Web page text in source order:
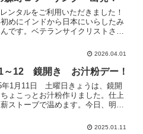
。孕...
ンタルをご利用いただきました！
めにインドから日本にいらしたみ
です。ベテランサイクリストさん
北部に向かっていかれました。お昼
しい釜飯を召し上...
2026.04.01
～12 鏡開き お汁粉デー！
年1月11日 土曜日きょうは、鏡開
ちょこっとお汁粉作りました。仕上
ストーブで温めます。今日、明日
2025.01.11